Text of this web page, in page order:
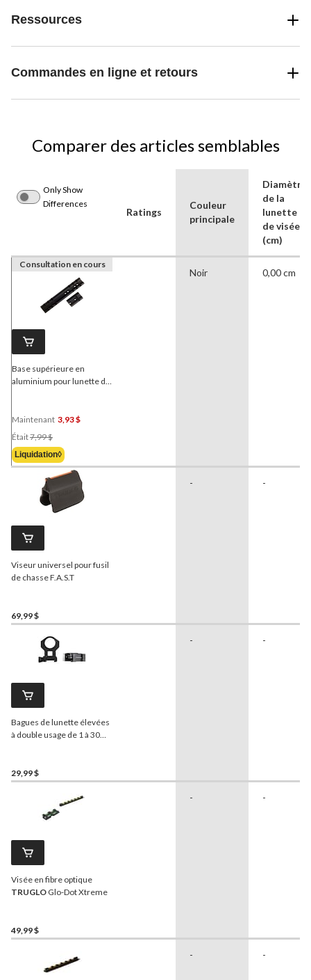
Ressources
Commandes en ligne et retours
Comparer des articles semblables
Only Show
Differences
Ratings
Couleur
principale
Diamètre
de la
lunette
de visée
(cm)
Consultation en cours
Base supérieure en
aluminium pour lunette de
Maintenant 3,93 $
Était7,99 $
Était
7,99 $
Liquidation◊
Noir 0,00 cm
Viseur universel pour fusil
de chasse F.A.S.T
69,99 $
- -
Bagues de lunette élevées
à double usage de 1 à 30
29,99 $
- -
Visée en fibre optique
TRUGLO Glo-Dot Xtreme
49,99 $
- -
- -